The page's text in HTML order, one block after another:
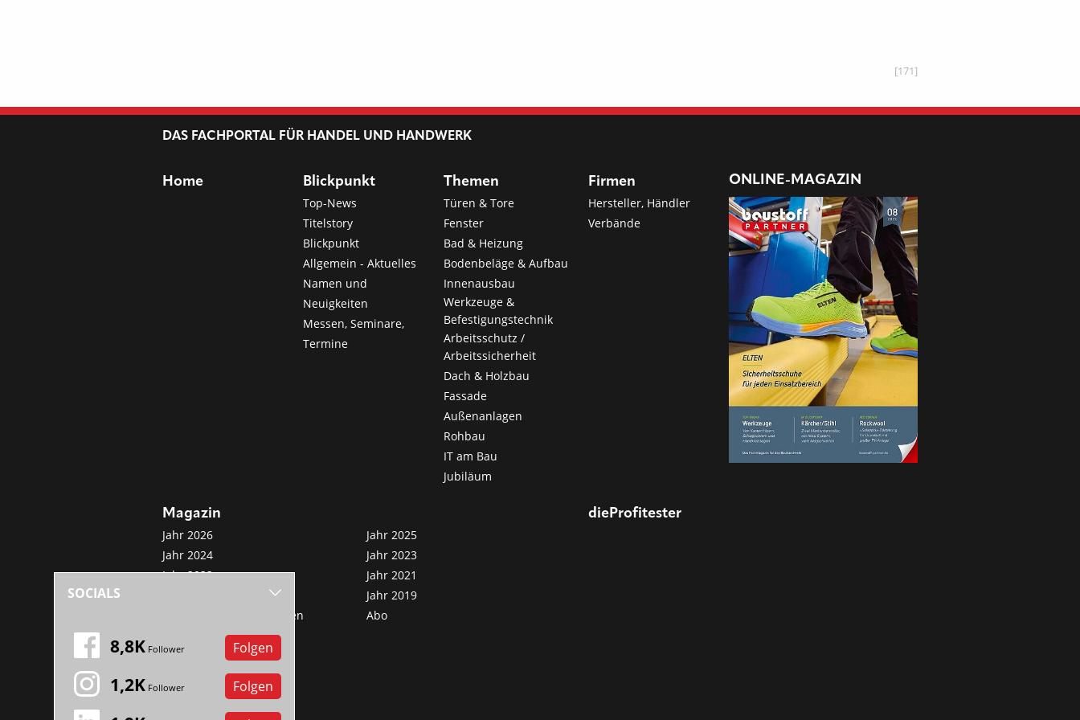
[171]
DAS FACHPORTAL FÜR HANDEL UND HANDWERK
Home Blickpunkt
Top-News
Titelstory
Blickpunkt
Allgemein - Aktuelles
Namen und
Neuigkeiten
Messen, Seminare,
Termine
Themen
Türen & Tore
Fenster
Bad & Heizung
Bodenbeläge & Aufbau
Innenausbau
Werkzeuge &
Befestigungstechnik
Arbeitsschutz /
Arbeitssicherheit
Dach & Holzbau
Fassade
Außenanlagen
Rohbau
IT am Bau
Jubiläum
Firmen
Hersteller, Händler
Verbände
Magazin
Jahr 2026
Jahr 2025
Jahr 2024
Jahr 2023
Jahr 2022
Jahr 2021
Jahr 2019
Sonderveröffentlichungen
Abo
dieProfitester
ONLINE-MAGAZIN
SOCIALS
8,8K Follower Folgen
1,2K Follower Folgen